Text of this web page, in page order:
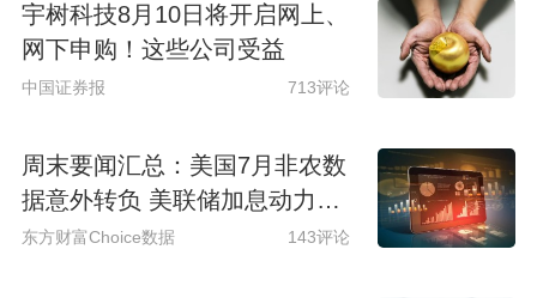
宇树科技8月10日将开启网上、
网下申购！这些公司受益
中国证券报 713评论
周末要闻汇总：美国7月非农数
据意外转负 美联储加息动力骤
减
东方财富Choice数据 143评论